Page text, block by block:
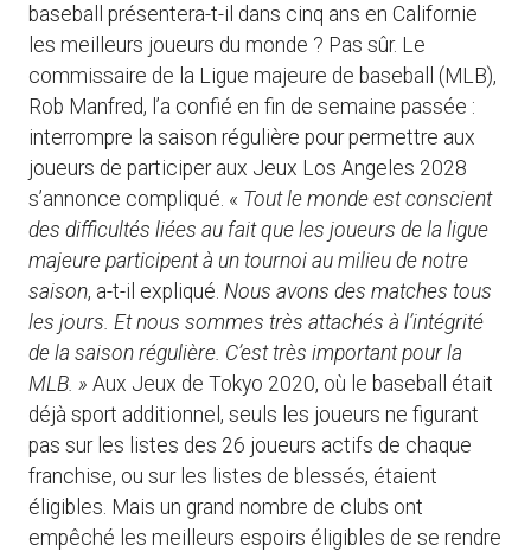
baseball présentera-t-il dans cinq ans en Californie
les meilleurs joueurs du monde ? Pas sûr. Le
commissaire de la Ligue majeure de baseball (MLB),
Rob Manfred, l’a confié en fin de semaine passée :
interrompre la saison régulière pour permettre aux
joueurs de participer aux Jeux Los Angeles 2028
s’annonce compliqué. « Tout le monde est conscient
des difficultés liées au fait que les joueurs de la ligue
majeure participent à un tournoi au milieu de notre
saison, a-t-il expliqué. Nous avons des matches tous
les jours. Et nous sommes très attachés à l’intégrité
de la saison régulière. C’est très important pour la
MLB. » Aux Jeux de Tokyo 2020, où le baseball était
déjà sport additionnel, seuls les joueurs ne figurant
pas sur les listes des 26 joueurs actifs de chaque
franchise, ou sur les listes de blessés, étaient
éligibles. Mais un grand nombre de clubs ont
empêché les meilleurs espoirs éligibles de se rendre